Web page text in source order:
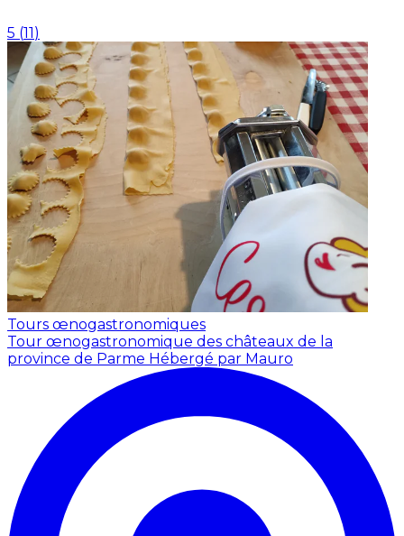
5 (11)
Tours œnogastronomiques
Tour œnogastronomique des châteaux de la
province de Parme Hébergé par Mauro